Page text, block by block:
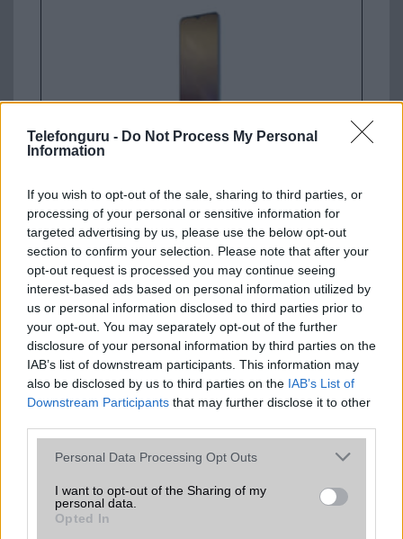
Telefonguru - Do Not Process My Personal
Information
If you wish to opt-out of the sale, sharing to third parties, or
processing of your personal or sensitive information for
targeted advertising by us, please use the below opt-out
section to confirm your selection. Please note that after your
opt-out request is processed you may continue seeing
interest-based ads based on personal information utilized by
us or personal information disclosed to third parties prior to
your opt-out. You may separately opt-out of the further
disclosure of your personal information by third parties on the
IAB’s list of downstream participants. This information may
also be disclosed by us to third parties on the IAB’s List of
Downstream Participants that may further disclose it to other
Please note that this website/app uses one or more Google
not limited to your visit or usage behaviour. You may click to
grant or deny consent to Google and its third-party tags to
use your data for below specified purposes in below Google
Personal Data Processing Opt Outs
I want to opt-out of the Sharing of my
personal data.
Opted In
Samsung Galaxy S26 Ultra
Euro Gsm
Számos népszerű Samsung Galaxy